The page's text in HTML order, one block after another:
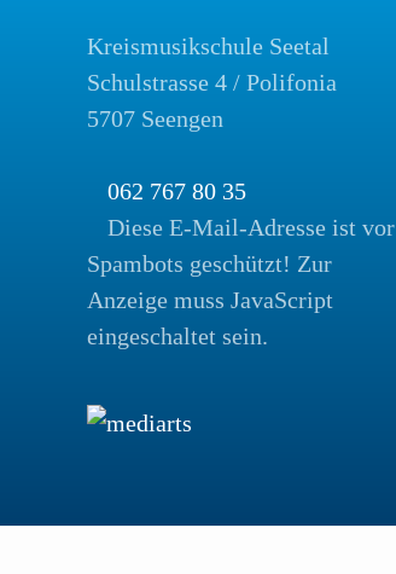
Kreismusikschule Seetal
Schulstrasse 4 / Polifonia
5707 Seengen
062 767 80 35
Diese E-Mail-Adresse ist vor
Spambots geschützt! Zur
Anzeige muss JavaScript
eingeschaltet sein.